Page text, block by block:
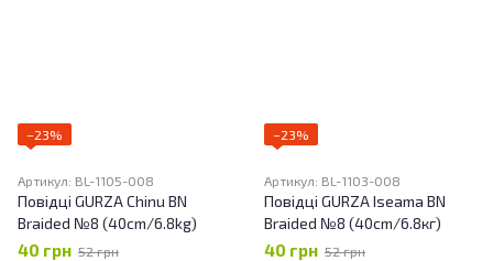
−23%
Артикул: BL-1105-008
Повідці GURZA Chinu BN
Braided №8 (40cm/6.8kg)
40 грн 52 грн
−23%
Артикул: BL-1103-008
Повідці GURZA Iseama BN
Braided №8 (40cm/6.8кг)
40 грн 52 грн